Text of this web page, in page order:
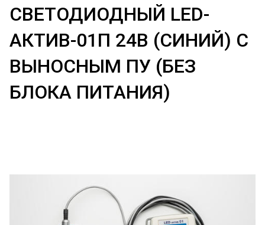
СВЕТОДИОДНЫЙ LED-
АКТИВ-01П 24В (СИНИЙ) С
ВЫНОСНЫМ ПУ (БЕЗ
БЛОКА ПИТАНИЯ)